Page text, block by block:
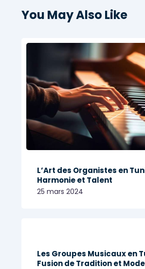
You May Also Like
L’Art des Organistes en
Harmonie et Talent
25 mars 2024
Les Groupes Musicaux en
Fusion de Tradition et